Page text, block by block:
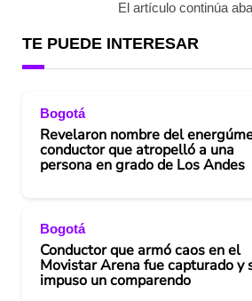
El artículo continúa
TE PUEDE INTERESAR
Bogotá
Revelaron nombre del
conductor que atropelló a una
persona en grado de Los Andes
Bogotá
Conductor que armó caos en el
Movistar Arena fue capturado y
impuso un comparendo